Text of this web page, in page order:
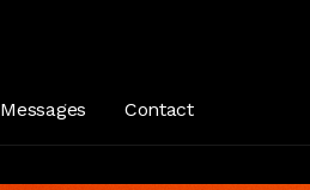
Messages Contact